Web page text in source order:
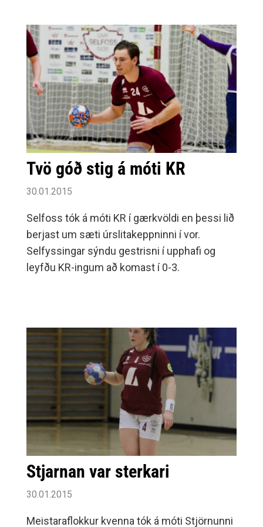
góða dómgæslu og leitar að áhugasömu fólki
til að dæma fyrir félagið ykkar.
Tvö góð stig á móti KR
30.01.2015
Selfoss tók á móti KR í gærkvöldi en þessi lið
berjast um sæti úrslitakeppninni í vor.
Selfyssingar sýndu gestrisni í upphafi og
leyfðu KR-ingum að komast í 0-3.
Stjarnan var sterkari
30.01.2015
Meistaraflokkur kvenna tók á móti Stjörnunni